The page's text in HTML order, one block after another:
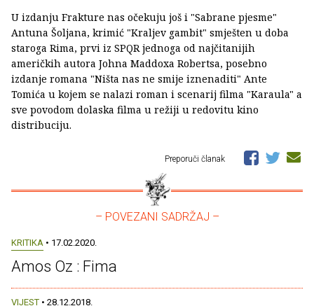
U izdanju Frakture nas očekuju još i "Sabrane pjesme"
Antuna Šoljana, krimić "Kraljev gambit" smješten u doba
staroga Rima, prvi iz SPQR jednoga od najčitanijih
američkih autora Johna Maddoxa Robertsa, posebno
izdanje romana "Ništa nas ne smije iznenaditi" Ante
Tomića u kojem se nalazi roman i scenarij filma "Karaula" a
sve povodom dolaska filma u režiji u redovitu kino
distribuciju.
Preporuči članak
– POVEZANI SADRŽAJ –
KRITIKA • 17.02.2020.
Amos Oz : Fima
VIJEST • 28.12.2018.